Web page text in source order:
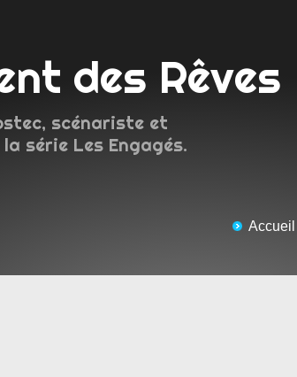
des Rêves
scénariste et
série Les Engagés.
Accueil